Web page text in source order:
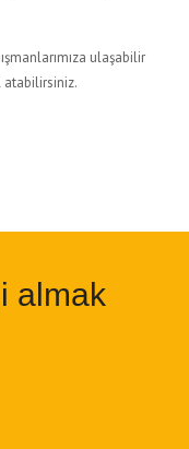
ulaşabilir
atabilirsiniz.
almak